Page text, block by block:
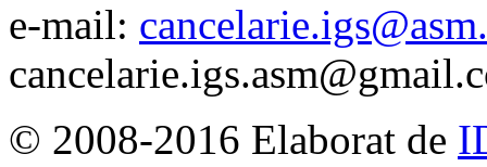
e-mail:
© 2008-2016 Elaborat de